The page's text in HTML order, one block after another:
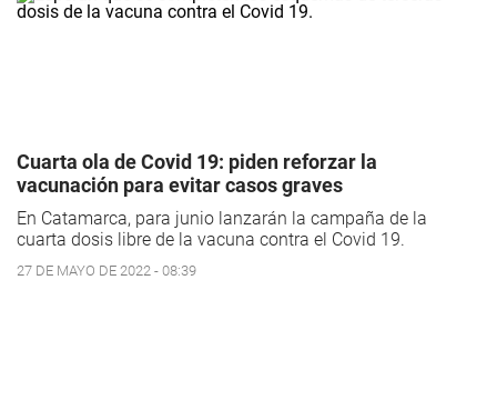
Cuarta ola de Covid 19: piden reforzar la
vacunación para evitar casos graves
En Catamarca, para junio lanzarán la campaña de la
cuarta dosis libre de la vacuna contra el Covid 19.
27 DE MAYO DE 2022 - 08:39